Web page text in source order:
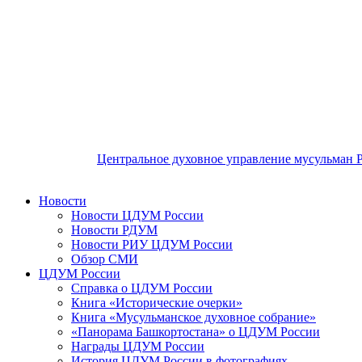
Центральное духовное управление мусульман
Новости
Новости ЦДУМ России
Новости РДУМ
Новости РИУ ЦДУМ России
Обзор СМИ
ЦДУМ России
Справка о ЦДУМ России
Книга «Исторические очерки»
Книга «Мусульманское духовное собрание»
«Панорама Башкортостана» о ЦДУМ России
Награды ЦДУМ России